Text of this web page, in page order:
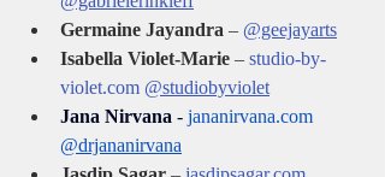
Germaine Jayandra – @geejayarts
Isabella Violet-Marie – studio-by-
violet.com @studiobyviolet
Jana Nirvana - jananirvana.com
@drjananirvana